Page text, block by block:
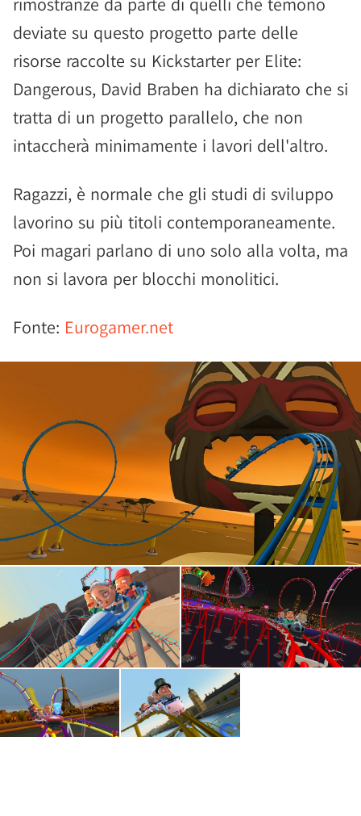
deviate su questo progetto parte delle
risorse raccolte su Kickstarter per Elite:
Dangerous, David Braben ha dichiarato che si
tratta di un progetto parallelo, che non
intaccherà minimamente i lavori dell'altro.
Ragazzi, è normale che gli studi di sviluppo
lavorino su più titoli contemporaneamente.
Poi magari parlano di uno solo alla volta, ma
non si lavora per blocchi monolitici.
Fonte: Eurogamer.net